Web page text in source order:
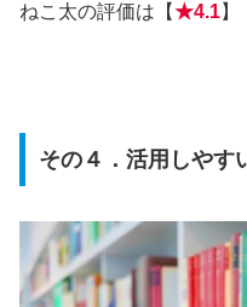
ねこ太の評価は【★4.1】
その４．活用しやす